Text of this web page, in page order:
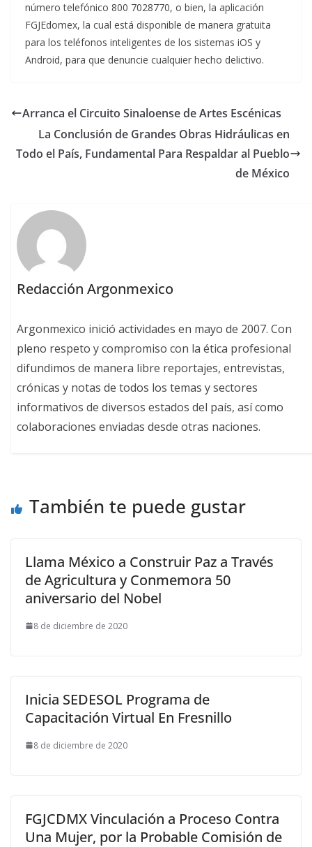
número telefónico 800 7028770, o bien, la aplicación
FGJEdomex, la cual está disponible de manera gratuita
para los teléfonos inteligentes de los sistemas iOS y
Android, para que denuncie cualquier hecho delictivo.
Arranca el Circuito Sinaloense de Artes Escénicas
La Conclusión de Grandes Obras Hidráulicas en
Todo el País, Fundamental Para Respaldar al Pueblo
de México
Redacción Argonmexico
Argonmexico inició actividades en mayo de 2007. Con
pleno respeto y compromiso con la ética profesional
difundimos de manera libre reportajes, entrevistas,
crónicas y notas de todos los temas y sectores
informativos de diversos estados del país, así como
colaboraciones enviadas desde otras naciones.
También te puede gustar
Llama México a Construir Paz a Través
de Agricultura y Conmemora 50
aniversario del Nobel
8 de diciembre de 2020
Inicia SEDESOL Programa de
Capacitación Virtual En Fresnillo
8 de diciembre de 2020
FGJCDMX Vinculación a Proceso Contra
Una Mujer, por la Probable Comisión de